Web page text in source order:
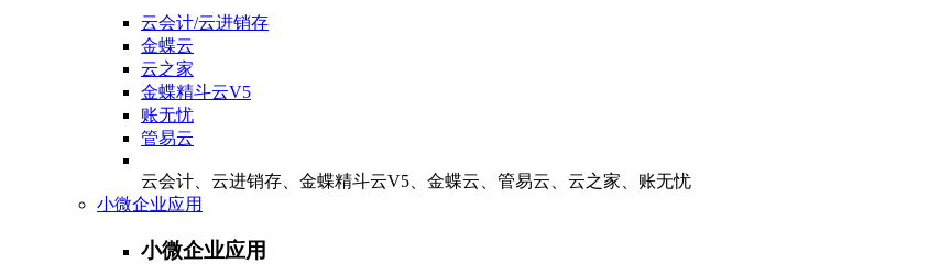
云会计/云进销存
金蝶云
云之家
金蝶精斗云V5
账无忧
管易云
云会计、云进销存、金蝶精斗云V5、金蝶云、管易云、云之家、账无忧
小微企业应用
小微企业应用